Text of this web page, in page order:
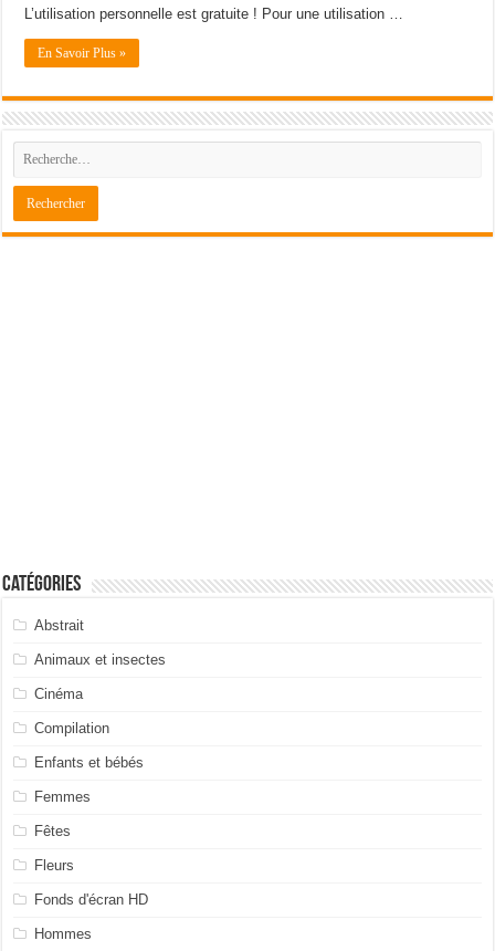
L’utilisation personnelle est gratuite ! Pour une utilisation …
En Savoir Plus »
Catégories
Abstrait
Animaux et insectes
Cinéma
Compilation
Enfants et bébés
Femmes
Fêtes
Fleurs
Fonds d'écran HD
Hommes